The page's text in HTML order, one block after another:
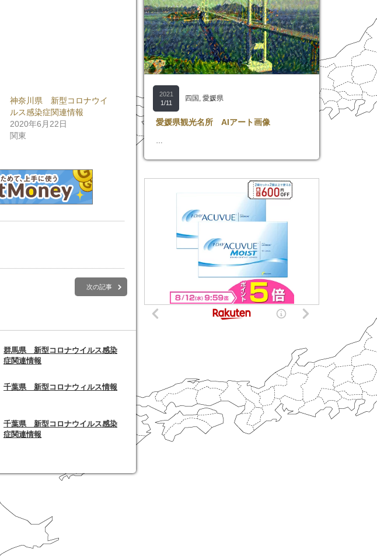
神奈川県 新型コロナウイ
ルス感染症関連情報
2020年6月22日
関東
次の記事
群馬県 新型コロナウイルス感染
症関連情報
千葉県 新型コロナウィルス情報
千葉県 新型コロナウイルス感染
症関連情報
2021
1/11
四国 , 愛媛県
愛媛県観光名所 AIアート画像
…